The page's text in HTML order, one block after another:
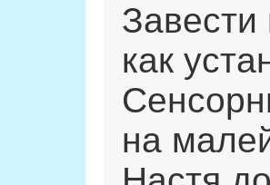
Завести
как
на